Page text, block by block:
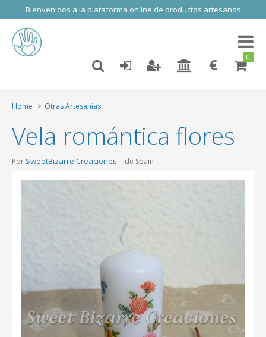
Bienvenidos a la plataforma online de productos artesanos
Toggle
0
Home Otras Artesanias
Vela romántica flores
Por SweetBizarre Creaciones de Spain